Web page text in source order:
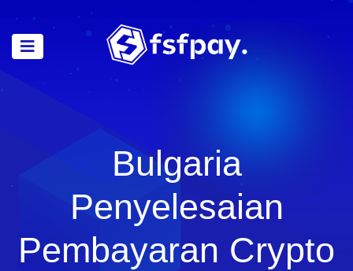
Bulgaria
Penyelesaian
Pembayaran Crypto